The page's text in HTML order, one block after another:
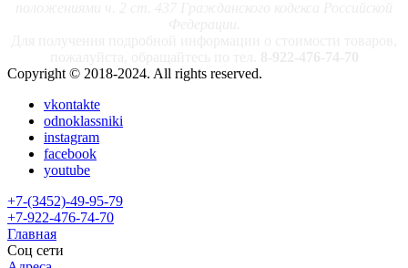
Copyright © 2018-2024. All rights reserved.
vkontakte
odnoklassniki
instagram
facebook
youtube
+7-(3452)-49-95-79
+7-922-476-74-70
Главная
Соц сети